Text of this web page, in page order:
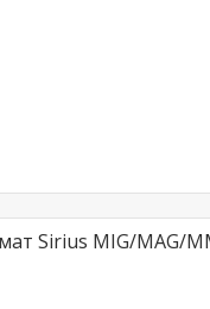
Sirius MIG/MAG/